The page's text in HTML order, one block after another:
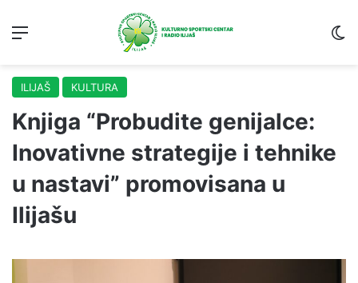
ILIJAŠ KULTURA
Knjiga “Probudite genijalce:
Inovativne strategije i tehnike
u nastavi” promovisana u
Ilijašu